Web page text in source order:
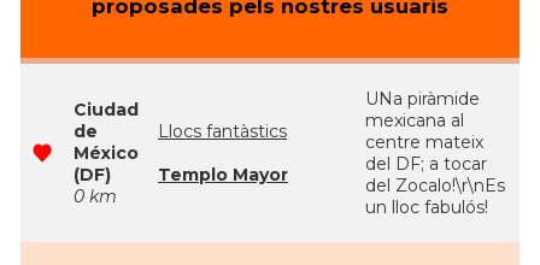
proposades pels nostres usuaris
Ciudad
de
México
(DF)
0 km
Llocs fantàstics
Templo Mayor
UNa piràmide
mexicana al
centre mateix
del DF; a tocar
del Zocalo!\r\nEs
un lloc fabulós!